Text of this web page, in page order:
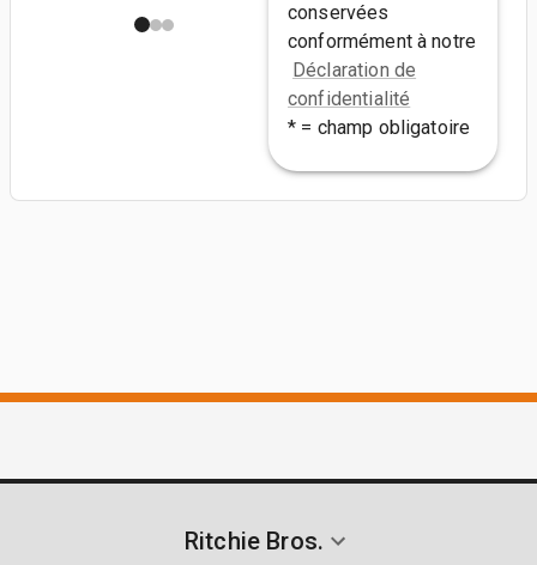
conservées
conformément à notre
Déclaration de
confidentialité
* = champ obligatoire
Ritchie Bros.